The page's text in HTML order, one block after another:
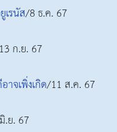
เรนัส/8 ธ.ค. 67
ก.ย. 67
จเพิ่งเกิด/11 ส.ค. 67
ย. 67